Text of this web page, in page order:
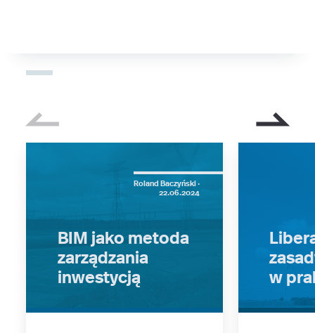
Roland Baczyński ·
22.06.2024
BIM jako metoda
zarządzania
inwestycją w